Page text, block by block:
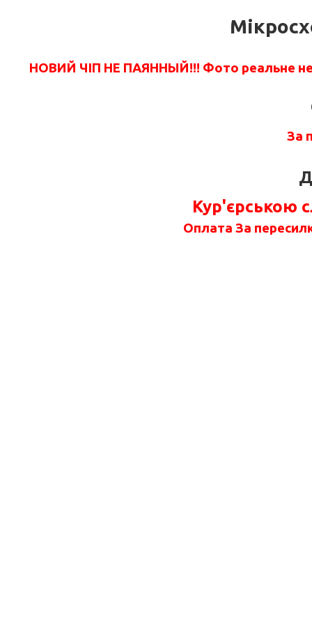
НОВИЙ ЧІП НЕ ПАЯННЫЙ!!! Фото реальне
За
Кур'єрською
Оплата За